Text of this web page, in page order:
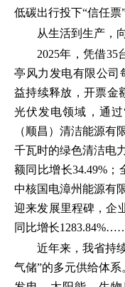
低碳出行投下“信任票”
从生活到生产，
2025年，凭借35
亭风力发电有限公司
益持续释放，开票金
光伏发电领域，通
（顺昌）清洁能源有
千瓦时的绿色清洁电
额同比增长34.49%
中核国电漳州能源有
迎来发展里程碑，企
同比增长
近年来，我省持
气储”的多元供给体